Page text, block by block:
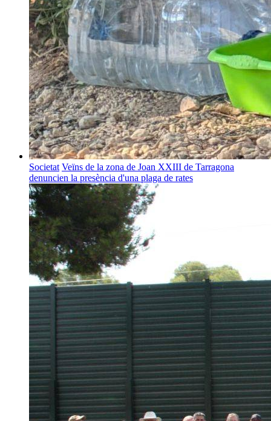
Societat Veïns de la zona de Joan XXIII de Tarragona
denuncien la presència d'una plaga de rates